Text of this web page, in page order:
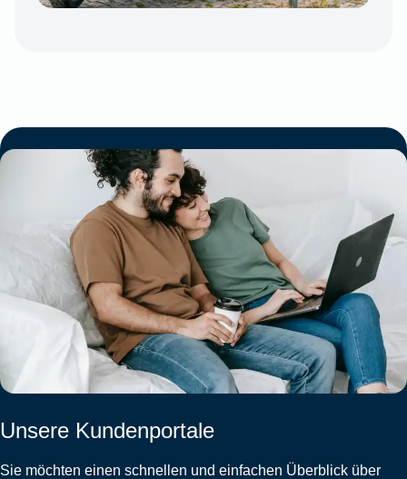
Unsere Kundenportale
Sie möchten einen schnellen und einfachen Überblick über